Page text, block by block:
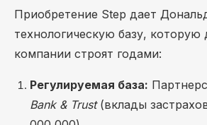
Приобретение Step дает
технологическую базу, которую
компании строят годами:
Регулируемая база:
Bank & Trust(вклады